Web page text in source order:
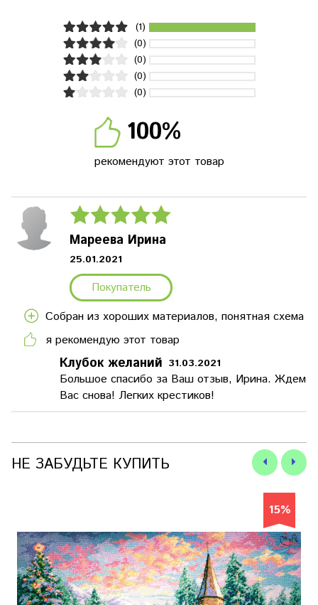
(1)
(0)
(0)
(0)
(0)
100%
рекомендуют этот товар
Мареева Ирина
25.01.2021
Покупатель
Собран из хороших материалов, понятная схема
я рекомендую этот товар
Клубок желаний 31.03.2021
Большое спасибо за Ваш отзыв, Ирина. Ждем
Вас снова! Легких крестиков!
НЕ ЗАБУДЬТЕ КУПИТЬ
15%